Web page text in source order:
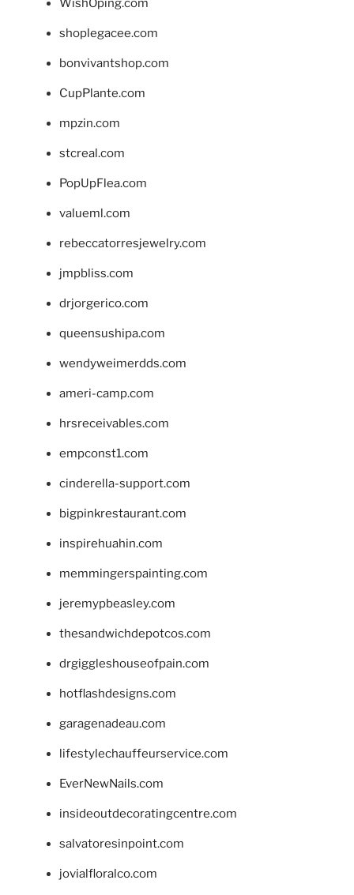
WishOping.com
shoplegacee.com
bonvivantshop.com
CupPlante.com
mpzin.com
stcreal.com
PopUpFlea.com
valueml.com
rebeccatorresjewelry.com
jmpbliss.com
drjorgerico.com
queensushipa.com
wendyweimerdds.com
ameri-camp.com
hrsreceivables.com
empconst1.com
cinderella-support.com
bigpinkrestaurant.com
inspirehuahin.com
memmingerspainting.com
jeremypbeasley.com
thesandwichdepotcos.com
drgiggleshouseofpain.com
hotflashdesigns.com
garagenadeau.com
lifestylechauffeurservice.com
EverNewNails.com
insideoutdecoratingcentre.com
salvatoresinpoint.com
jovialfloralco.com